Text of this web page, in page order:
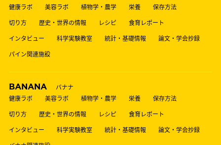
健康ラボ
美容ラボ 植物学・農学 栄養
保存方法
切り方
歴史・世界の情報 レシピ
食育レポート
インタビュー
科学実験教室 統計・基礎情報
論文・学会抄録
パイン関連施設
BANANA
バナナ
健康ラボ
美容ラボ 植物学・農学 栄養
保存方法
切り方
歴史・世界の情報 レシピ
食育レポート
インタビュー
科学実験教室 統計・基礎情報
論文・学会抄録